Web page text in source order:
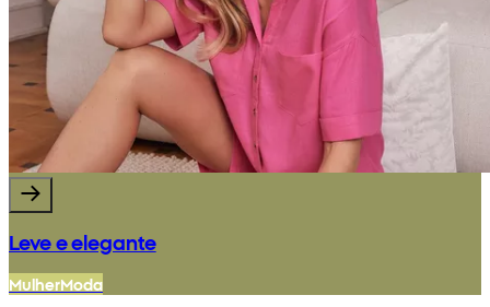
Leve e elegante
MulherModa